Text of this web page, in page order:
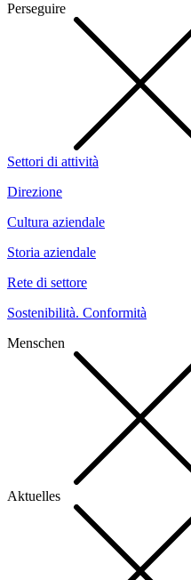
Perseguire
Settori di attività
Direzione
Cultura aziendale
Storia aziendale
Rete di settore
Sostenibilità. Conformità
Menschen
Aktuelles